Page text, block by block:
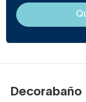
Decorabaño